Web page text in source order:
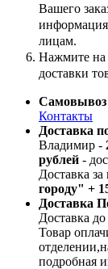
Вашего
информация
лицам.
Нажмите на
доставки
Самовывоз
Контакты
Доставка
Владимир -
рублей -
Доставка
городу" +
Доставка
Доставка
Товар
подробная